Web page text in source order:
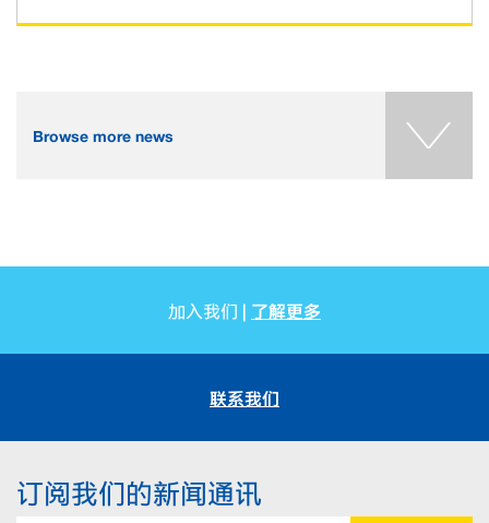
Browse more news
加入我们 | 了解更多
联系我们
订阅我们的新闻通讯